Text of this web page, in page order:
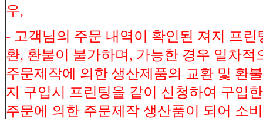
우,
- 고객님의 주문 내역이 확인된 져지 프
환, 환불이 불가하며, 가능한 경우 일차
주문제작에 의한 생산제품의 교환 및 환
지 구입시 프린팅을 같이 신청하여 구입
주문에 의한 주문제작 생산품이 되어 소